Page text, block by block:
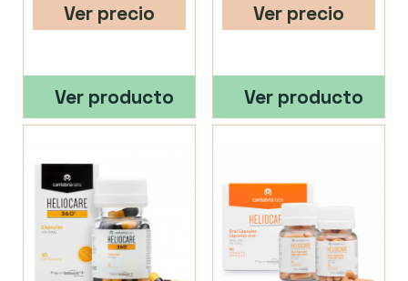
Ver precio
Ver producto
Ver precio
Ver producto